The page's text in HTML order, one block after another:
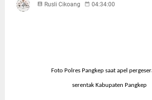
Rusli Cikoang 04:34:00
Foto Polres Pangkep saat apel
serentak Kabupaten Pangkep